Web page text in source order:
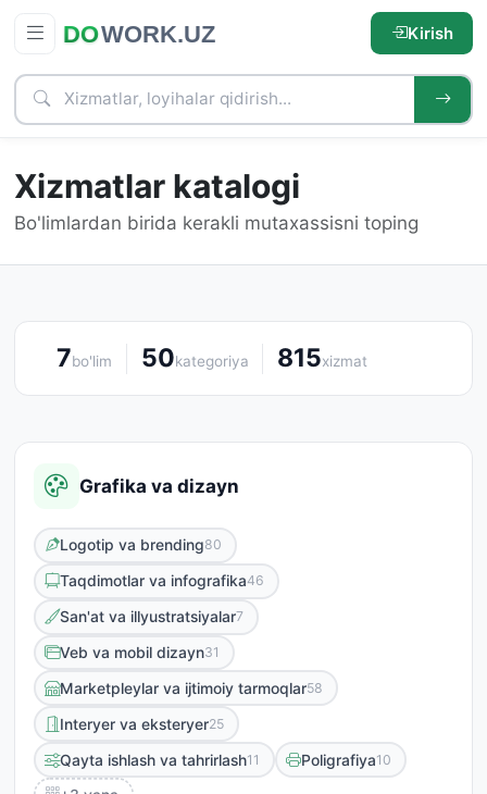
Kirish
Xizmatlar katalogi
Bo'limlardan birida kerakli mutaxassisni toping
7bo'lim 50kategoriya 815xizmat
Grafika va dizayn
Logotip va brending80
Taqdimotlar va infografika46
San'at va illyustratsiyalar7
Veb va mobil dizayn31
Marketpleylar va ijtimoiy tarmoqlar58
Interyer va eksteryer25
Qayta ishlash va tahrirlash11 Poligrafiya10